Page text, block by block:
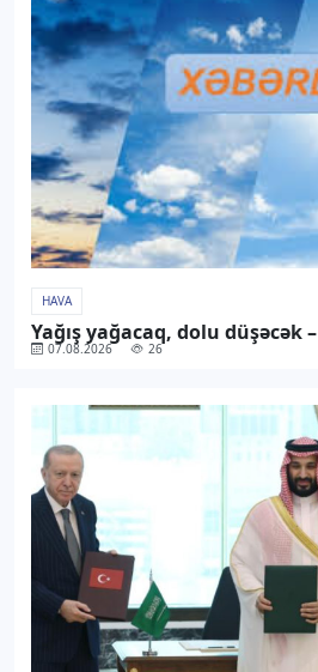
HAVA
Yağış yağacaq, dolu düşəcək –
07.08.2026 26